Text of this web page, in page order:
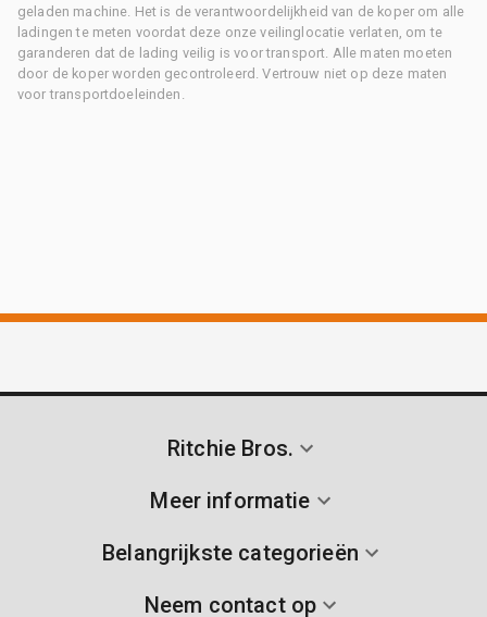
geladen machine. Het is de verantwoordelijkheid van de koper om alle
ladingen te meten voordat deze onze veilinglocatie verlaten, om te
garanderen dat de lading veilig is voor transport. Alle maten moeten
door de koper worden gecontroleerd. Vertrouw niet op deze maten
voor transportdoeleinden.
Ritchie Bros.
Meer informatie
Belangrijkste categorieën
Neem contact op